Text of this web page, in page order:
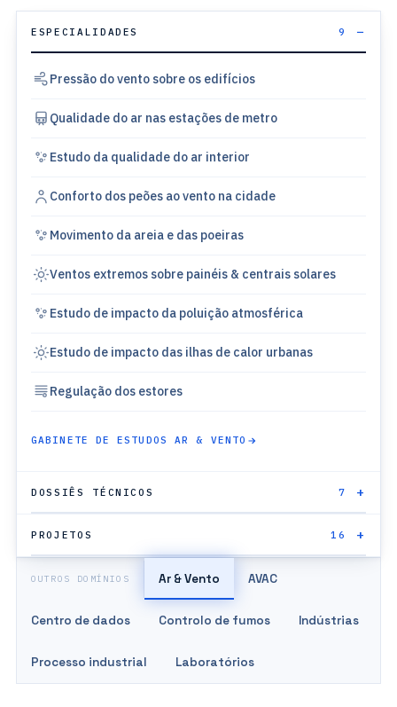
ESPECIALIDADES 9
Pressão do vento sobre os edifícios
Qualidade do ar nas estações de metro
Estudo da qualidade do ar interior
Conforto dos peões ao vento na cidade
Movimento da areia e das poeiras
Ventos extremos sobre painéis & centrais solares
Estudo de impacto da poluição atmosférica
Estudo de impacto das ilhas de calor urbanas
Regulação dos estores
GABINETE DE ESTUDOS AR & VENTO
DOSSIÊS TÉCNICOS 7
PROJETOS 16
OUTROS DOMÍNIOS Ar & Vento AVAC
Centro de dados Controlo de fumos Indústrias
Processo industrial Laboratórios